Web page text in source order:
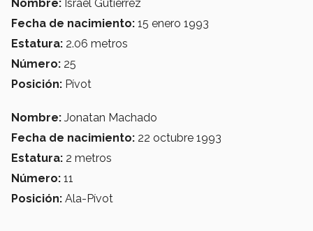
Nombre: Israel Gutiérrez
Fecha de nacimiento: 15 enero 1993
Estatura: 2.06 metros
Número: 25
Posición: Pívot
Nombre: Jonatan Machado
Fecha de nacimiento: 22 octubre 1993
Estatura: 2 metros
Número: 11
Posición: Ala-Pívot